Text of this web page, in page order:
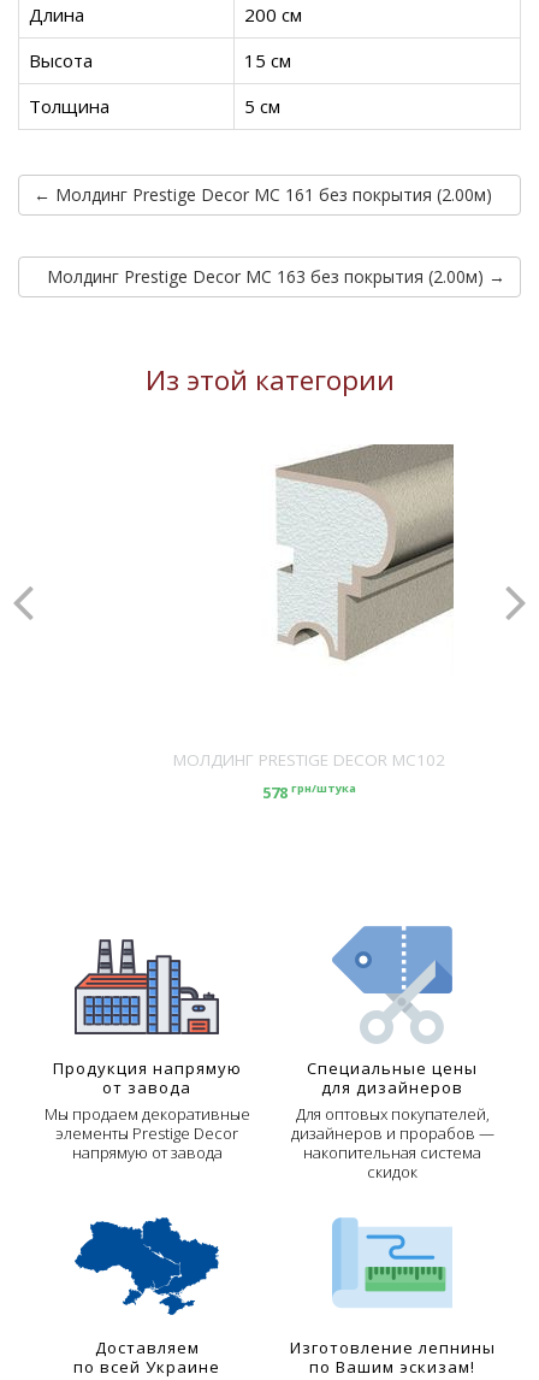
Длина
200 см
Высота
15 см
Толщина
5 см
← Молдинг Prestige Decor MC 161 без покрытия (2.00м)
Молдинг Prestige Decor MC 163 без покрытия (2.00м) →
Из этой категории
МОЛДИНГ PRESTIGE DECOR MC102
578 грн/штука
Продукция напрямую
от завода
Мы продаем декоративные
элементы Prestige Decor
напрямую от завода
Специальные цены
для дизайнеров
Для оптовых покупателей,
дизайнеров и прорабов —
накопительная система
скидок
Доставляем
по всей Украине
Изготовление лепнины
по Вашим эскизам!